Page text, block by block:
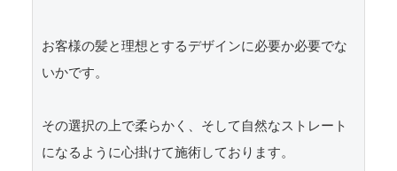
お客様の髪と理想とするデザインに必要か必要でな
いかです。
その選択の上で柔らかく、そして自然なストレート
になるように心掛けて施術しております。